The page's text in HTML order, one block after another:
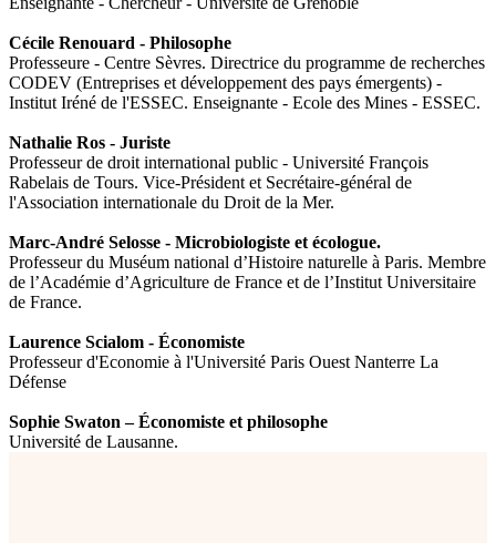
Cécile Renouard - Philosophe
Professeure - Centre Sèvres. Directrice du programme de recherches
CODEV (Entreprises et développement des pays émergents) -
Institut Iréné de l'ESSEC. Enseignante - Ecole des Mines - ESSEC.
Nathalie Ros - Juriste
Professeur de droit international public - Université François
Rabelais de Tours. Vice-Président et Secrétaire-général de
l'Association internationale du Droit de la Mer.
Marc-André Selosse - Microbiologiste et écologue.
Professeur du Muséum national d’Histoire naturelle à Paris. Membre
de l’Académie d’Agriculture de France et de l’Institut Universitaire
de France.
Laurence Scialom - Économiste
Professeur d'Economie à l'Université Paris Ouest Nanterre La
Défense
Sophie Swaton – Économiste et philosophe
Université de Lausanne.